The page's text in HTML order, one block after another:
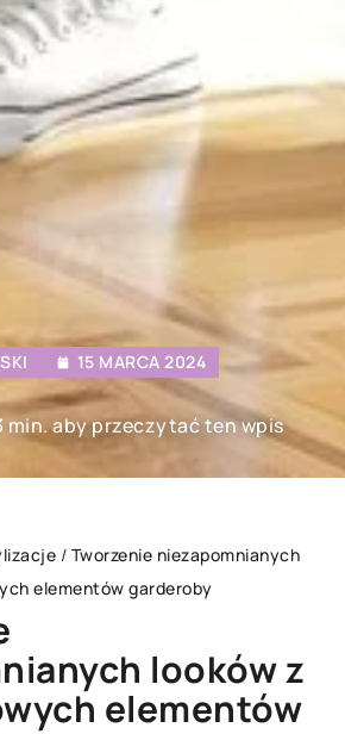
15 MARCA 2024
min. aby przeczytać ten wpis
/ Tworzenie niezapomnianych
elementów garderoby
looków z
elementów